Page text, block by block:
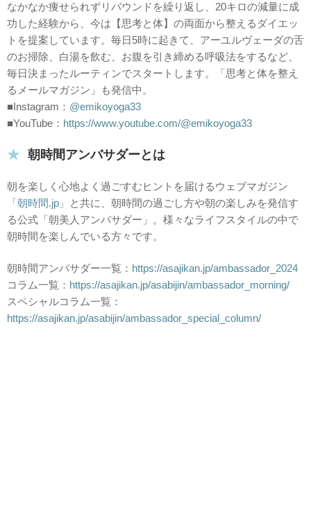
なかなか痩せられずリバウンドを繰り返し、20キロの減量に成
功した経験から、今は【思考と体】の両面から整えるダイエッ
トを提案しています。毎日5時に起きて、アーユルヴェーダの舌
のお掃除、白湯を飲む、お腹を引き締める呼吸法をするなど、
毎日決まったルーティンでスタートします。「思考と体を整え
るメールマガジン」も発信中。
■Instagram： @emikoyoga33
■YouTube： https://www.youtube.com/@emikoyoga33
朝時間アンバサダーとは
朝を楽しく心地よく過ごすむヒントを届けるウェブマガジン
「朝時間.jp」
と共に、朝時間の過ごし方や朝の楽しみを発信す
る公式「朝美人アンバサダー」。様々なライフスタイルの中で
朝時間を楽しんでいる方々です。
朝時間アンバサダー一覧： https://asajikan.jp/ambassador_2024
コラム一覧： https://asajikan.jp/asabijin/ambassador_morning/
スペシャルコラム一覧：
https://asajikan.jp/asabijin/ambassador_special_column/